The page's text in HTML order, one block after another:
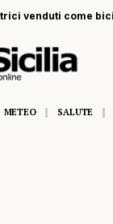
METEO SALUTE